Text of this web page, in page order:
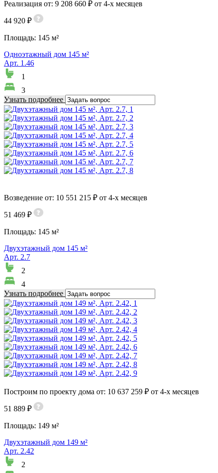
Реализация от: 9 208 660 ₽ от 4-х месяцев
44 920 ₽
Площадь: 145 м²
Одноэтажный дом 145 м²
Арт. 1.46
1
3
Узнать подробнее
Возведение от: 10 551 215 ₽ от 4-х месяцев
51 469 ₽
Площадь: 145 м²
Двухэтажный дом 145 м²
Арт. 2.7
2
4
Узнать подробнее
Построим по проекту дома от: 10 637 259 ₽ от 4-х месяцев
51 889 ₽
Площадь: 149 м²
Двухэтажный дом 149 м²
Арт. 2.42
2